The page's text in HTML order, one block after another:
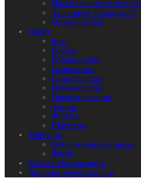
Письма наших читателей
Твои люди, Геленджик!
Особый взгляд
Спорт
Бокс
Борьба
Водные виды
Гимнастика
Единоборства
Игровые виды
Ориентирование
Теннис
Футбол
Шахматы
Мой край
История одного города
Фауна
Каталог Организаций
Достопримечательности